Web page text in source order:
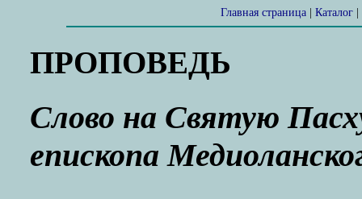
Главная страница Каталог
ПРОПОВЕДЬ
Слово на Святую
епископа